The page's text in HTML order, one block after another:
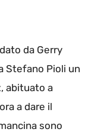
da Gerry
Stefano Pioli un
abituato a
a dare il
sono